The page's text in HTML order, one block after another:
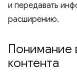
и передавать
расширению.
Понимание
контента